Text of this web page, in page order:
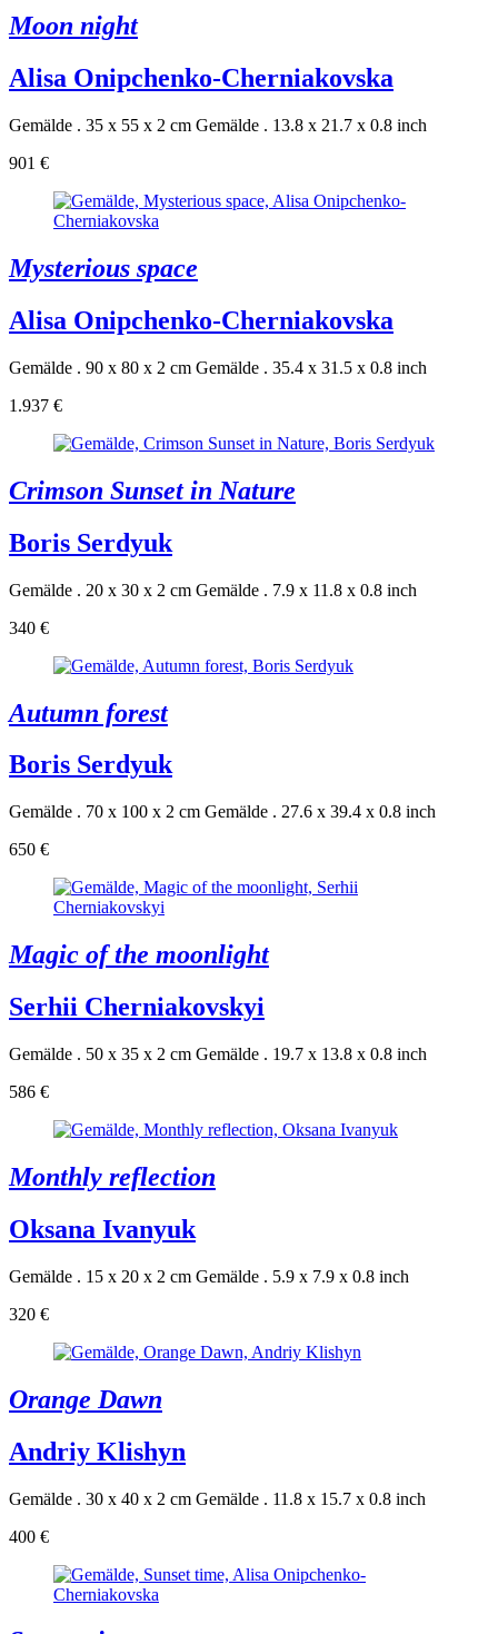
Moon night
Alisa Onipchenko-Cherniakovska
Gemälde . 35 x 55 x 2 cm Gemälde . 13.8 x 21.7 x 0.8 inch
901 €
Mysterious space
Alisa Onipchenko-Cherniakovska
Gemälde . 90 x 80 x 2 cm Gemälde . 35.4 x 31.5 x 0.8 inch
1.937 €
Crimson Sunset in Nature
Boris Serdyuk
Gemälde . 20 x 30 x 2 cm Gemälde . 7.9 x 11.8 x 0.8 inch
340 €
Autumn forest
Boris Serdyuk
Gemälde . 70 x 100 x 2 cm Gemälde . 27.6 x 39.4 x 0.8 inch
650 €
Magic of the moonlight
Serhii Cherniakovskyi
Gemälde . 50 x 35 x 2 cm Gemälde . 19.7 x 13.8 x 0.8 inch
586 €
Monthly reflection
Oksana Ivanyuk
Gemälde . 15 x 20 x 2 cm Gemälde . 5.9 x 7.9 x 0.8 inch
320 €
Orange Dawn
Andriy Klishyn
Gemälde . 30 x 40 x 2 cm Gemälde . 11.8 x 15.7 x 0.8 inch
400 €